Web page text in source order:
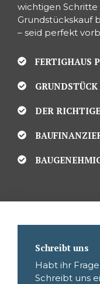
wichtigen
Grundstückskauf
– seid perfekt
FERTIGHAUS
DER
Schreibt uns
Habt ihr
Schreibt uns